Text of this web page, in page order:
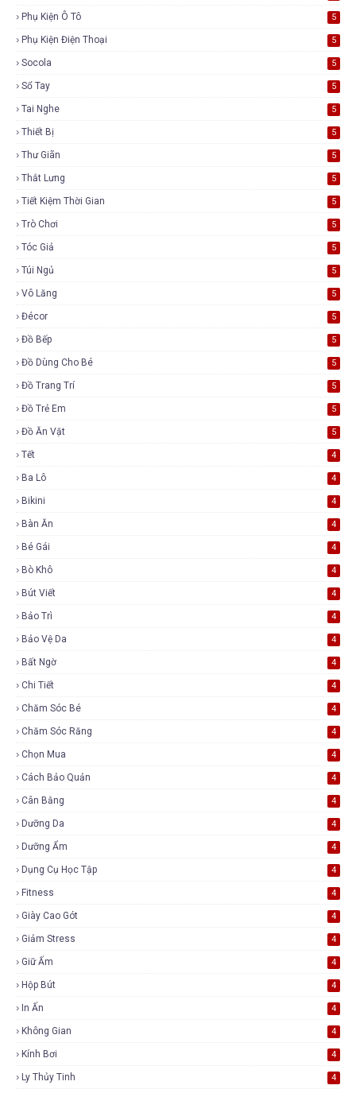
Phụ Kiện Ô Tô 5
Phụ Kiện Điện Thoại 5
Socola 5
Sổ Tay 5
Tai Nghe 5
Thiết Bị 5
Thư Giãn 5
Thắt Lưng 5
Tiết Kiệm Thời Gian 5
Trò Chơi 5
Tóc Giả 5
Túi Ngủ 5
Vô Lăng 5
Đécor 5
Đồ Bếp 5
Đồ Dùng Cho Bé 5
Đồ Trang Trí 5
Đồ Trẻ Em 5
Đồ Ăn Vặt 5
Tết 4
Ba Lô 4
Bikini 4
Bàn Ăn 4
Bé Gái 4
Bò Khô 4
Bút Viết 4
Bảo Trì 4
Bảo Vệ Da 4
Bất Ngờ 4
Chi Tiết 4
Chăm Sóc Bé 4
Chăm Sóc Răng 4
Chọn Mua 4
Cách Bảo Quản 4
Cân Bằng 4
Dưỡng Da 4
Dưỡng Ẩm 4
Dụng Cụ Học Tập 4
Fitness 4
Giày Cao Gót 4
Giảm Stress 4
Giữ Ấm 4
Hộp Bút 4
In Ấn 4
Không Gian 4
Kính Bơi 4
Ly Thủy Tinh 4